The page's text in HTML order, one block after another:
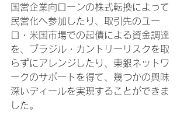
国営企業向ローンの株式転換によって
民営化へ参加したり、取引先のユー
ロ・米国市場での起債による資金調達
を、ブラジル・カントリーリスクを取
らずにアレンジしたり、東銀ネットワ
ークのサポートを得て、幾つかの興味
深いディールを実現することができま
した。